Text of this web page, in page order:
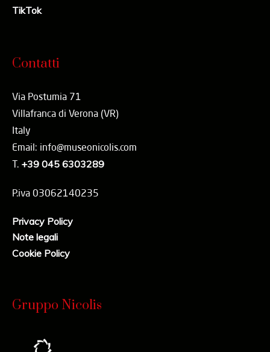
TikTok
Contatti
Via Postumia 71
Villafranca di Verona (VR)
Italy
Email: info@museonicolis.com
T. +39 045 6303289
P.iva 03062140235
Privacy Policy
Note legali
Cookie Policy
Gruppo Nicolis